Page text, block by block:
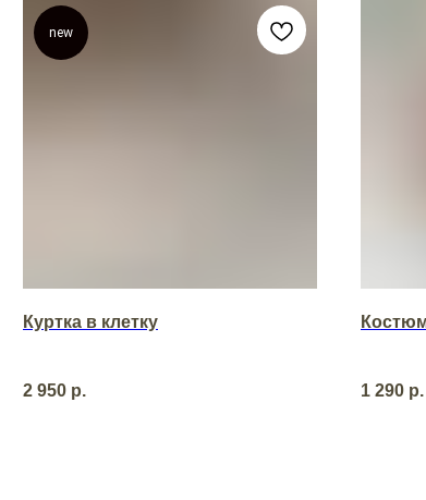
new
Куртка в клетку
2 950 р. 1 290 р.